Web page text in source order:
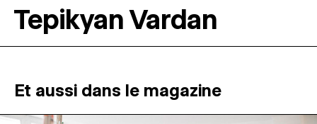
RÉSIDENCES ↓
ATELIERS OUVERTS
Tepikyan Vardan
Et aussi dans le magazine